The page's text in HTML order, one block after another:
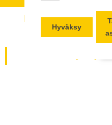
Hyväksy
Käytetyt Trukit,